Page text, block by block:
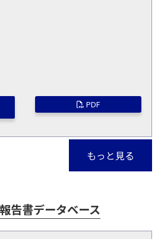
PDF
もっと見る
告書データベース